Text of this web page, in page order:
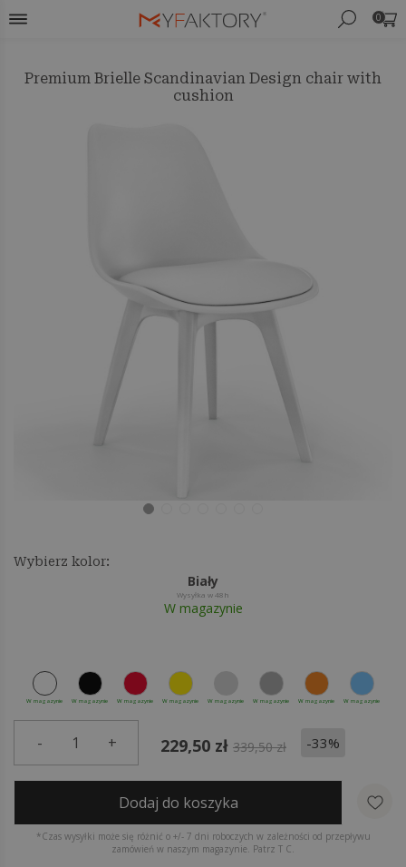
0
Premium Brielle Scandinavian Design chair with
cushion
Wybierz kolor:
Biały
Wysyłka w 48h
W magazynie
W magazynie W magazynie W magazynie W magazynie W magazynie W magazynie W magazynie W magazynie
- 1 + 229,50 zł 339,50 zł -33%
Dodaj do koszyka
*Czas wysyłki może się różnić o +/- 7 dni roboczych w zależności od przepływu
zamówień w naszym magazynie. Patrz T C.